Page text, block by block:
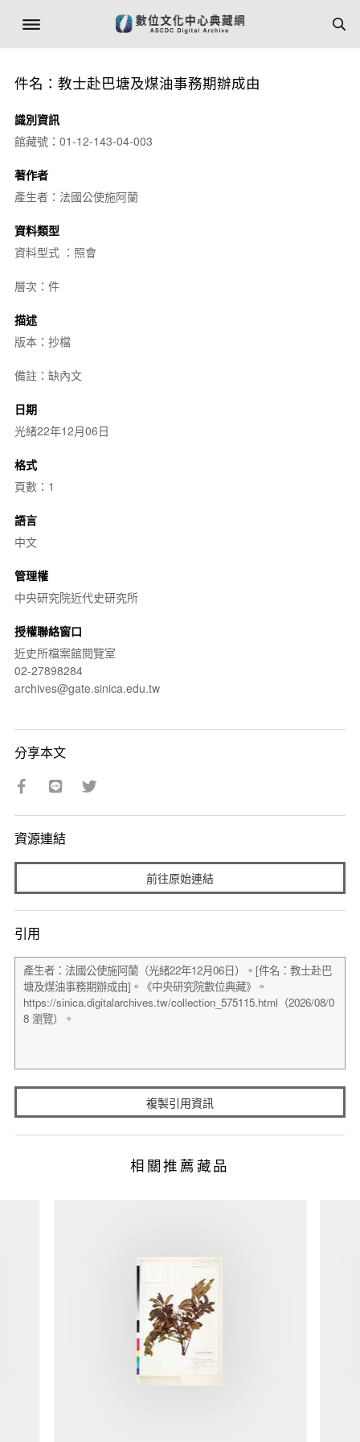
件名：教士赴巴塘及煤油事務期辦成由
識別資訊
館藏號：01-12-143-04-003
著作者
產生者：法國公使施阿蘭
資料類型
資料型式 ：照會
層次：件
描述
版本：抄檔
備註：缺內文
日期
光緒22年12月06日
格式
頁數：1
語言
中文
管理權
中央研究院近代史研究所
授權聯絡窗口
近史所檔案館閱覽室
02-27898284
archives@gate.sinica.edu.tw
分享本文
資源連結
前往原始連結
引用
複製引用資訊
相關推薦藏品